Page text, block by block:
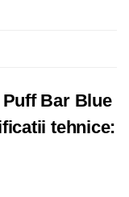
Bar Blue
tehnice: